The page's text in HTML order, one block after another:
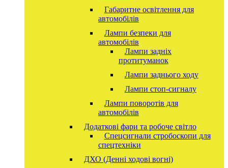
Габаритне освітлення для
автомобілів
Лампи безпеки для
автомобілів
Лампи задніх
протитуманок
Лампи заднього ходу
Лампи стоп-сигналу
Лампи поворотів для
автомобілів
Додаткові фари та робоче світло
Спецсигнали стробоскопи для
спецтехніки
ДХО (Денні ходові вогні)